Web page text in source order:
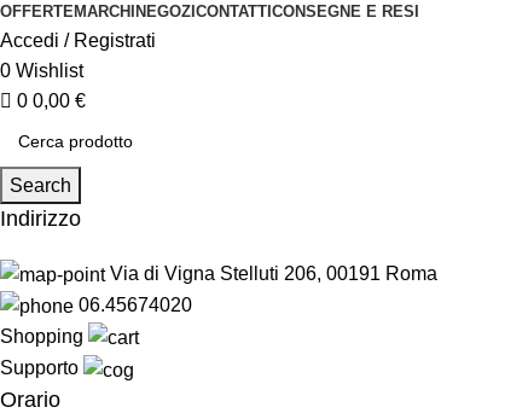
OFFERTEMARCHINEGOZICONTATTICONSEGNE E RESI
Accedi / Registrati
0 Wishlist
0 0,00 €
Search
Indirizzo
Via di Vigna Stelluti 206, 00191 Roma
06.45674020
Shopping
Supporto
Orario